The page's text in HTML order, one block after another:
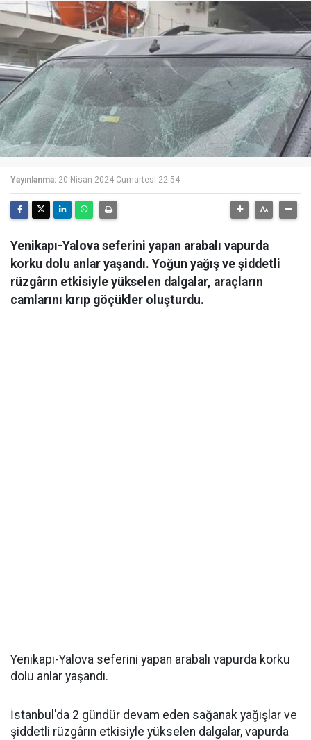
Yayınlanma: 20 Nisan 2024 Cumartesi 22:54
Yenikapı-Yalova seferini yapan arabalı vapurda
korku dolu anlar yaşandı. Yoğun yağış ve şiddetli
rüzgârın etkisiyle yükselen dalgalar, araçların
camlarını kırıp göçükler oluşturdu.
Yenikapı-Yalova seferini yapan arabalı vapurda korku
dolu anlar yaşandı.
İstanbul'da 2 gündür devam eden sağanak yağışlar ve
şiddetli rüzgârın etkisiyle yükselen dalgalar, vapurda